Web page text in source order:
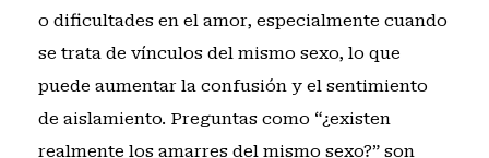
o dificultades en el amor, especialmente cuando
se trata de vínculos del mismo sexo, lo que
puede aumentar la confusión y el sentimiento
de aislamiento. Preguntas como “¿existen
realmente los amarres del mismo sexo?” son